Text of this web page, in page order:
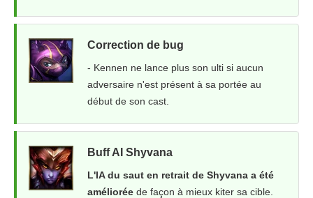
Correction de bug
- Kennen ne lance plus son ulti si aucun
adversaire n'est présent à sa portée au
début de son cast.
Buff AI Shyvana
L'IA du saut en retrait de Shyvana a été
améliorée de façon à mieux kiter sa cible.